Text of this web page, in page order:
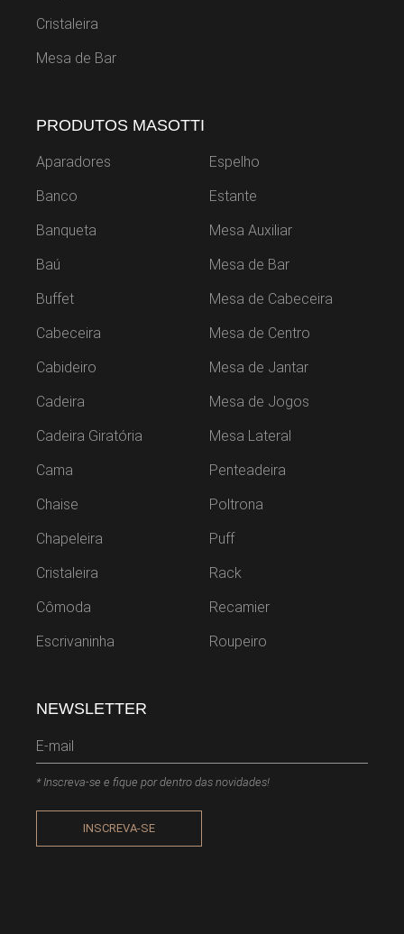
Cristaleira
Mesa de Bar
PRODUTOS MASOTTI
Aparadores
Banco
Banqueta
Baú
Buffet
Cabeceira
Cabideiro
Cadeira
Cadeira Giratória
Cama
Chaise
Chapeleira
Cristaleira
Cômoda
Escrivaninha
Espelho
Estante
Mesa Auxiliar
Mesa de Bar
Mesa de Cabeceira
Mesa de Centro
Mesa de Jantar
Mesa de Jogos
Mesa Lateral
Penteadeira
Poltrona
Puff
Rack
Recamier
Roupeiro
NEWSLETTER
* Inscreva-se e fique por dentro das novidades!
INSCREVA-SE